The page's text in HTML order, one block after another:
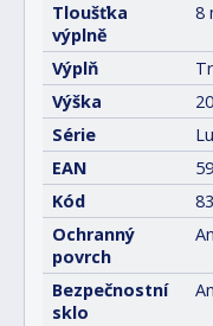
Tloušťka
výplně
8
Výplň
Výška
Série
EAN
Kód
Ochranný
povrch
Bezpečnostní
sklo